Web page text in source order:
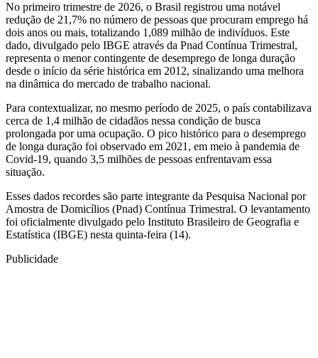
No primeiro trimestre de 2026, o Brasil registrou uma notável
redução de 21,7% no número de pessoas que procuram emprego há
dois anos ou mais, totalizando 1,089 milhão de indivíduos. Este
dado, divulgado pelo IBGE através da Pnad Contínua Trimestral,
representa o menor contingente de desemprego de longa duração
desde o início da série histórica em 2012, sinalizando uma melhora
na dinâmica do mercado de trabalho nacional.
Para contextualizar, no mesmo período de 2025, o país contabilizava
cerca de 1,4 milhão de cidadãos nessa condição de busca
prolongada por uma ocupação. O pico histórico para o desemprego
de longa duração foi observado em 2021, em meio à pandemia de
Covid-19, quando 3,5 milhões de pessoas enfrentavam essa
situação.
Esses dados recordes são parte integrante da Pesquisa Nacional por
Amostra de Domicílios (Pnad) Contínua Trimestral. O levantamento
foi oficialmente divulgado pelo Instituto Brasileiro de Geografia e
Estatística (IBGE) nesta quinta-feira (14).
Publicidade